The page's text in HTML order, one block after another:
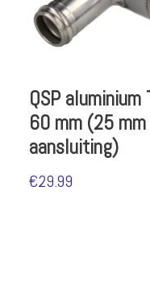
QSP
60 mm (25 mm
aansluiting)
€29.99